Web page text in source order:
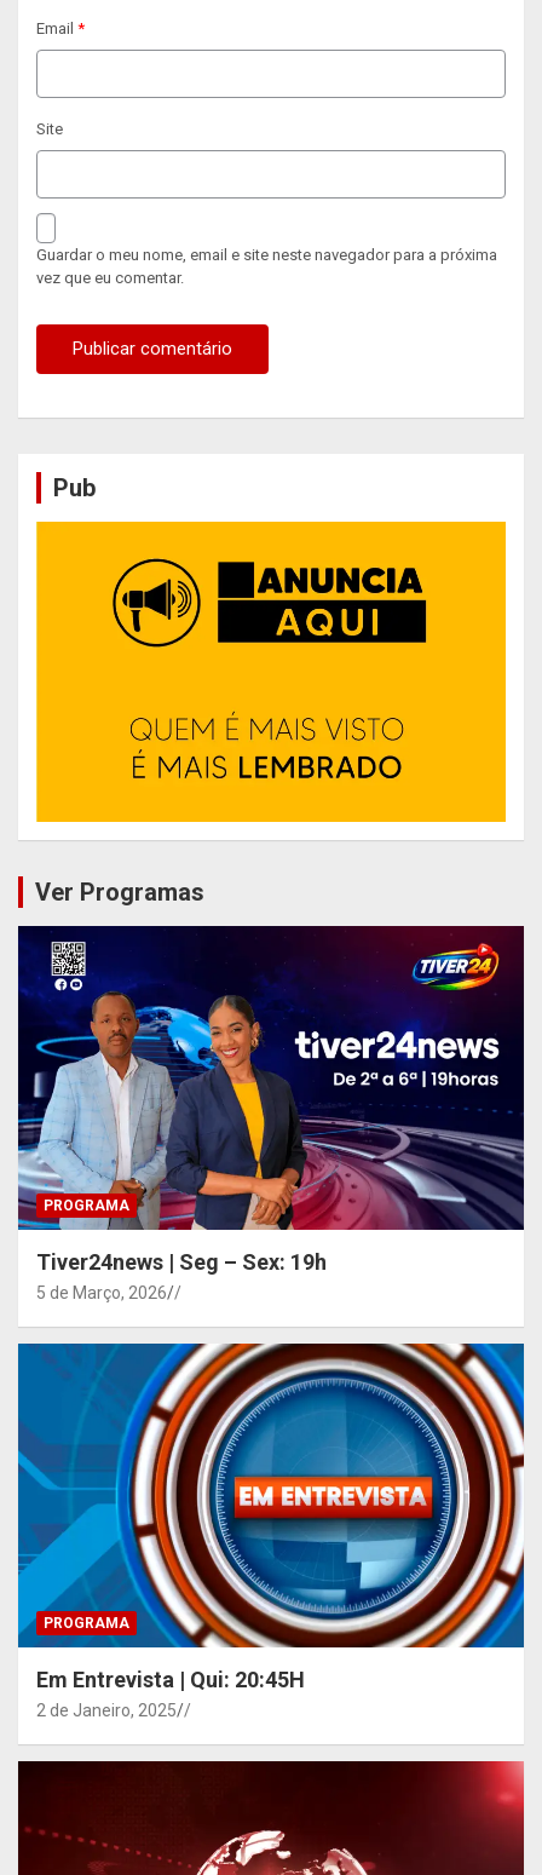
Email *
Site
Guardar o meu nome, email e site neste navegador para a próxima
vez que eu comentar.
Pub
Ver Programas
PROGRAMA
Tiver24news | Seg – Sex: 19h
5 de Março, 2026 /
PROGRAMA
Em Entrevista | Qui: 20:45H
2 de Janeiro, 2025 /